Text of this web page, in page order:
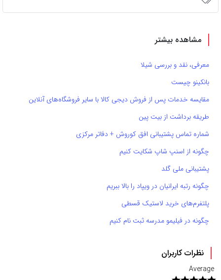
مشاهده بیشتر
معرفی، نقد و بررسی شیلا
بانکینو چیست
مقایسه خدمات پس از فروش دیجی کالا با سایر فروشگاه‌های آنلاین
طریقه برداشت از بیت پین
شماره تماس پشتیبانی افق کوروش + دفاتر مرکزی
چگونه از اسنپ شاپ شکایت کنیم
پشتیبانی ملی گلد
چگونه رتبه ایرانیان در ویپاد را بالا ببریم
پلتفرم‌های خرید لاستیک قسطی
چگونه در فیلیمو مدرسه ثبت نام کنیم
نظرات کاربران
Average